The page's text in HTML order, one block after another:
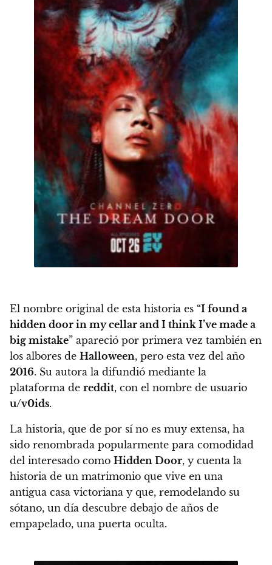
El nombre original de esta historia es “I found a
hidden door in my cellar and I think I’ve made a
big mistake” apareció por primera vez también en
los albores de Halloween, pero esta vez del año
2016. Su autora la difundió mediante la
plataforma de reddit, con el nombre de usuario
u/v0ids.
La historia, que de por sí no es muy extensa, ha
sido renombrada popularmente para comodidad
del interesado como Hidden Door, y cuenta la
historia de un matrimonio que vive en una
antigua casa victoriana y que, remodelando su
sótano, un día descubre debajo de años de
empapelado, una puerta oculta.